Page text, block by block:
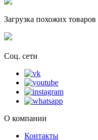
Загрузка похожих товаров
Соц. сети
О компании
Контакты